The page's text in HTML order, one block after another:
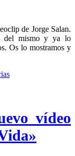
de Jorge Salan.
del mismo y ya lo
Os lo mostramos y
vídeo